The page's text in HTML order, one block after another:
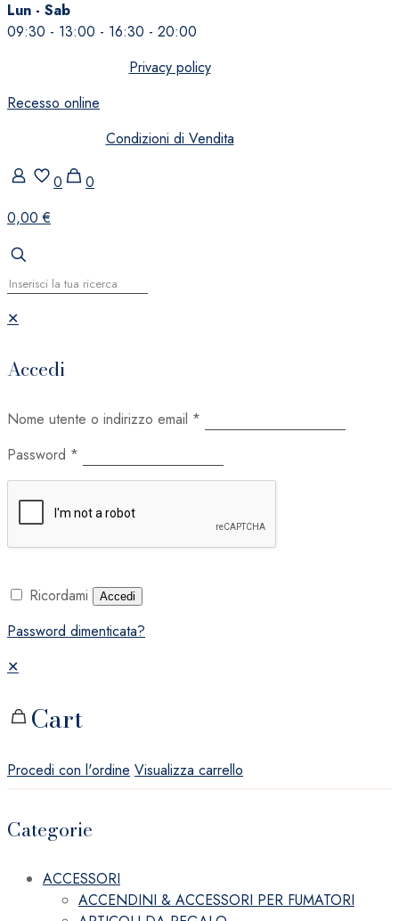
Lun - Sab
09:30 - 13:00 - 16:30 - 20:00
Privacy policy
Recesso online
Condizioni di Vendita
0
0
0,00 €
✕
Accedi
Nome utente o indirizzo email *
Password *
Ricordami Accedi
Password dimenticata?
✕
Cart
Procedi con l'ordine Visualizza carrello
Categorie
ACCESSORI
ACCENDINI & ACCESSORI PER FUMATORI